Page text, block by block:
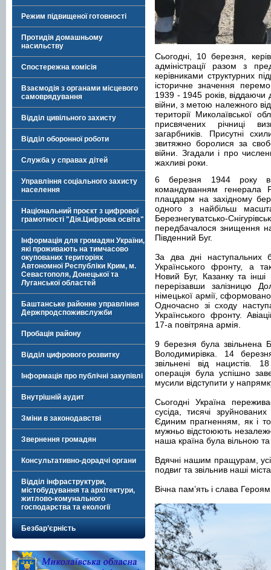
Режим підвищеної готовності
Протидія домашньому
насильству
Спостережна комісія
Взаємодія з органами місцевого
самоврядування
Відділ цивільного захисту
Відділ оборонної роботи
Служба у справах дітей
Управління соціального захисту
населення
Національний проєкт з цифрової
грамотності "Дія.Цифрова освіта"
Інформація для громадян України,
які проживають на тимчасово
окупованих територіях
Автономної Республіки Крим, м.
Севастополя, Донецької та
Луганської областей
Баштанське районне управління
Держпродспоживслужби
Пробація району
Відділ цифрового розвитку
Інформація про публічні закупівлі
Внутрішній аудит
Зміни в законодавстві
Звернення громадян
Консультативно-дорадчі органи
Відділ інфраструктури,
містобудування та архітектури,
житлово-комунального
господарства та екології
Безбар’єрність
Сьогодні, 10 березня,
адміністрації разом з
керівниками структурних
історичне значення
1939 - 1945 років, віддаючи
війни, з метою належного
території Миколаївської
присвячених річниці
загарбників. Присутні
звитяжно боролися за
війни. Згадали і про
жахливі роки.
6 березня 1944 року
командуванням генерала
плацдарм на західному
одного з найбільш
Березнегуватсько-
передбачалося знищення
Південний Буг.
За два дні наступальних
Українського фронту, а
Новий Буг, Казанку та інші
перерізавши залізницю
німецької армії,
Одночасно зі сходу
Українського фронту.
17-а повітряна армія.
9 березня була звільнена
Володимирівка. 14
звільнені від нацистів.
операція була успішно
мусили відступити у
Сьогодні Україна
сусіда, тисячі
Єдиним прагненням, як і
мужньо відстоюють
наша країна була вільною
Вдячні нашим пращурам,
подвиг та звільнив наші
Вічна пам’ять і слава